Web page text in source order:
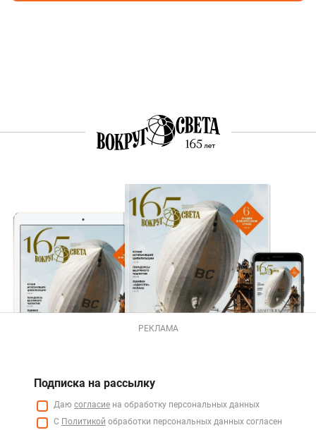
РЕКЛАМА
Подписка на рассылку
Даю согласие на обработку персональных данных
С Политикой обработки персональных данных согласен